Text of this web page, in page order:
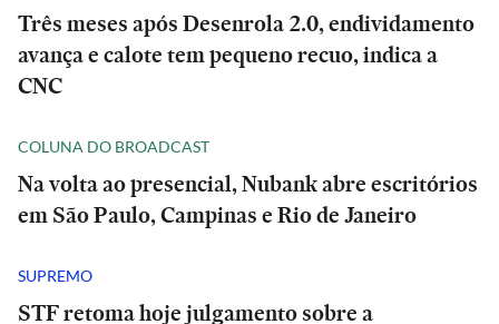
Três meses após Desenrola 2.0, endividamento
avança e calote tem pequeno recuo, indica a
CNC
COLUNA DO BROADCAST
Na volta ao presencial, Nubank abre escritórios
em São Paulo, Campinas e Rio de Janeiro
SUPREMO
STF retoma hoje julgamento sobre a